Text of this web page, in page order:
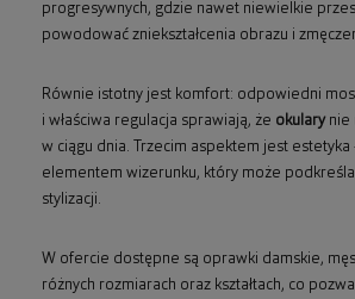
progresywnych, gdzie nawet niewielkie
powodować zniekształcenia obrazu i
Równie istotny jest komfort: odpowiedni
i właściwa regulacja sprawiają, że okularynie
w ciągu dnia. Trzecim aspektem jest estetyka
elementem wizerunku, który może
stylizacji.
W ofercie dostępne są oprawki damskie,
różnych rozmiarach oraz kształtach, co